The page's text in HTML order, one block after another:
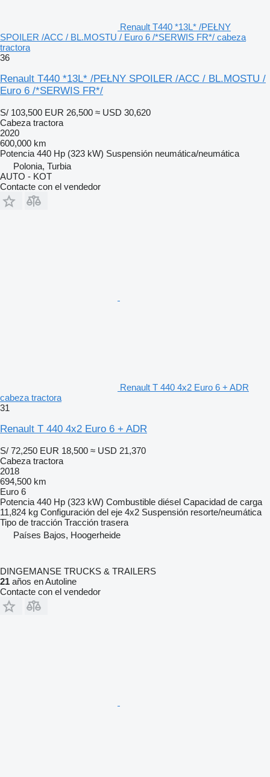
Renault T440 *13L* /PEŁNY
SPOILER /ACC / BL.MOSTU / Euro 6 /*SERWIS FR*/ cabeza
tractora
36
Renault T440 *13L* /PEŁNY SPOILER /ACC / BL.MOSTU /
Euro 6 /*SERWIS FR*/
S/ 103,500 EUR 26,500 ≈ USD 30,620
Cabeza tractora
2020
600,000 km
Potencia 440 Hp (323 kW) Suspensión neumática/neumática
Polonia, Turbia
AUTO - KOT
Contacte con el vendedor
Renault T 440 4x2 Euro 6 + ADR
cabeza tractora
31
Renault T 440 4x2 Euro 6 + ADR
S/ 72,250 EUR 18,500 ≈ USD 21,370
Cabeza tractora
2018
694,500 km
Euro 6
Potencia 440 Hp (323 kW) Combustible diésel Capacidad de carga
11,824 kg Configuración del eje 4x2 Suspensión resorte/neumática
Tipo de tracción Tracción trasera
Países Bajos, Hoogerheide
DINGEMANSE TRUCKS & TRAILERS
21 años en Autoline
Contacte con el vendedor